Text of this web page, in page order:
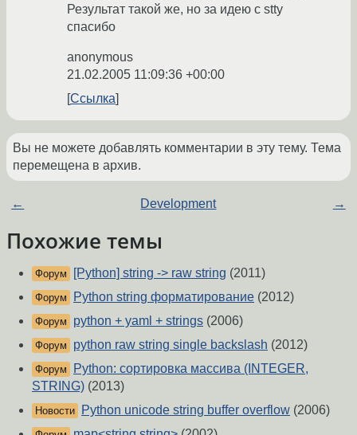
Результат такой же, но за идею с stty
спасибо
anonymous
21.02.2005 11:09:36 +00:00
Ссылка
Вы не можете добавлять комментарии в эту тему. Тема
перемещена в архив.
← Development →
Похожие темы
Форум [Python] string -> raw string (2011)
Форум Python string форматирование (2012)
Форум python + yaml + strings (2006)
Форум python raw string single backslash (2012)
Форум
Python: сортировка массива (INTEGER,
STRING) (2013)
Новости Python unicode string buffer overflow (2006)